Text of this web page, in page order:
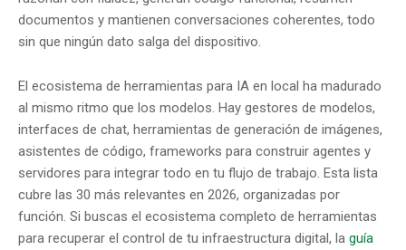
documentos y mantienen conversaciones coherentes, todo
sin que ningún dato salga del dispositivo.
El ecosistema de herramientas para IA en local ha madurado
al mismo ritmo que los modelos. Hay gestores de modelos,
interfaces de chat, herramientas de generación de imágenes,
asistentes de código, frameworks para construir agentes y
servidores para integrar todo en tu flujo de trabajo. Esta lista
cubre las 30 más relevantes en 2026, organizadas por
función. Si buscas el ecosistema completo de herramientas
para recuperar el control de tu infraestructura digital, la guía